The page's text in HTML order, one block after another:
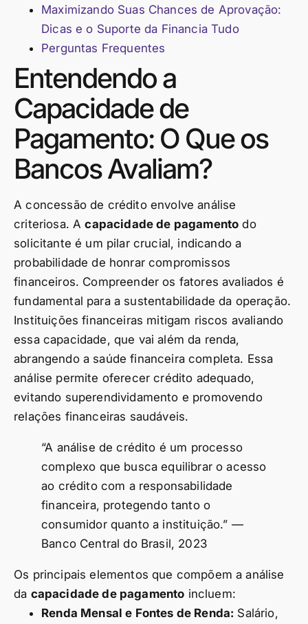
Maximizando Suas Chances de Aprovação:
Dicas e o Suporte da Financia Tudo
Perguntas Frequentes
Entendendo a
Capacidade de
Pagamento: O Que os
Bancos Avaliam?
A concessão de crédito envolve análise
criteriosa. Acapacidade de pagamento do
solicitante é um pilar crucial, indicando a
probabilidade de honrar compromissos
financeiros. Compreender os fatores avaliados é
fundamental para a sustentabilidade da operação.
Instituições financeiras mitigam riscos avaliando
essa capacidade, que vai além da renda,
abrangendo a saúde financeira completa. Essa
análise permite oferecer crédito adequado,
evitando superendividamento e promovendo
relações financeiras saudáveis.
“A análise de crédito é um processo
complexo que busca equilibrar o acesso
ao crédito com a responsabilidade
financeira, protegendo tanto o
consumidor quanto a instituição.” —
Banco Central do Brasil, 2023
Os principais elementos que compõem a análise
da capacidade de pagamento incluem:
Renda Mensal e Fontes de Renda: Salário,